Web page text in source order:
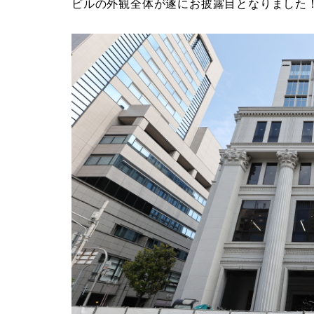
ビルの外観全体が遂にお披露目となりました